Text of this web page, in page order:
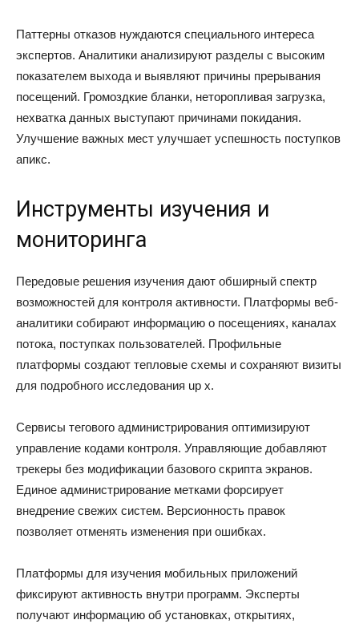
Паттерны отказов нуждаются специального интереса
экспертов. Аналитики анализируют разделы с высоким
показателем выхода и выявляют причины прерывания
посещений. Громоздкие бланки, неторопливая загрузка,
нехватка данных выступают причинами покидания.
Улучшение важных мест улучшает успешность поступков
апикс.
Инструменты изучения и
мониторинга
Передовые решения изучения дают обширный спектр
возможностей для контроля активности. Платформы веб-
аналитики собирают информацию о посещениях, каналах
потока, поступках пользователей. Профильные
платформы создают тепловые схемы и сохраняют визиты
для подробного исследования up x.
Сервисы тегового администрирования оптимизируют
управление кодами контроля. Управляющие добавляют
трекеры без модификации базового скрипта экранов.
Единое администрирование метками форсирует
внедрение свежих систем. Версионность правок
позволяет отменять изменения при ошибках.
Платформы для изучения мобильных приложений
фиксируют активность внутри программ. Эксперты
получают информацию об установках, открытиях,